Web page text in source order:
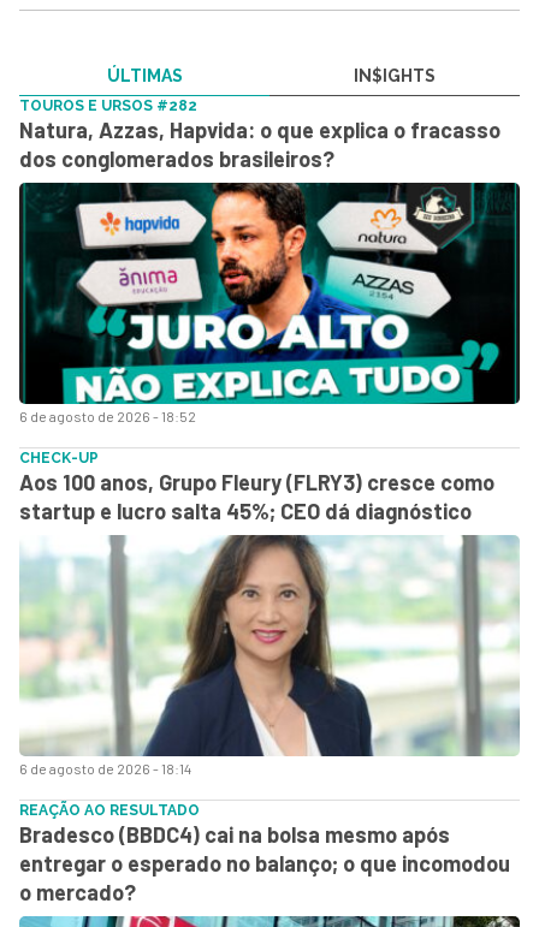
ÚLTIMAS IN$IGHTS
6 de agosto de 2026 - 18:52
TOUROS E URSOS #282
Natura, Azzas, Hapvida: o que explica o fracasso
dos conglomerados brasileiros?
6 de agosto de 2026 - 18:14
CHECK-UP
Aos 100 anos, Grupo Fleury (FLRY3) cresce como
startup e lucro salta 45%; CEO dá diagnóstico
REAÇÃO AO RESULTADO
Bradesco (BBDC4) cai na bolsa mesmo após
entregar o esperado no balanço; o que incomodou
o mercado?